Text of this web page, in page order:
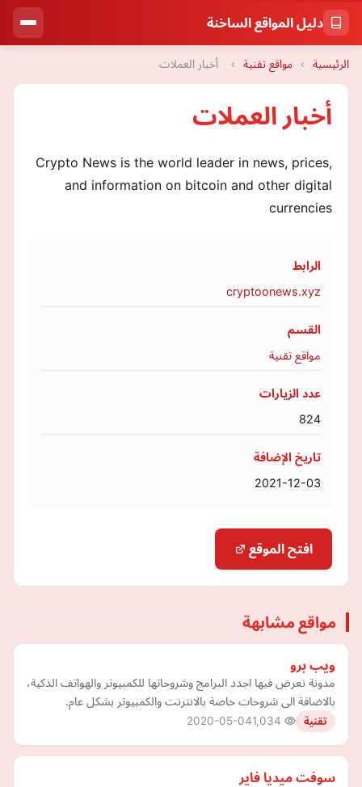
دليل المواقع الساخنة
الرئيسية › مواقع تقنية › أخبار العملات
أخبار العملات
Crypto News is the world leader in news, prices,
and information on bitcoin and other digital
currencies
الرابط
cryptoonews.xyz
القسم
مواقع تقنية
عدد الزيارات
824
تاريخ الإضافة
2021-12-03
افتح الموقع
مواقع مشابهة
ويب برو
مدونة نعرض فيها اجدد البرامج وشروحاتها للكمبيوتر والهواتف الذكية،
بالاضافة الى شروحات خاصة بالانترنت والكمبيوتر بشكل عام.
تقنية 2020-05-04
سوفت ميديا فاير